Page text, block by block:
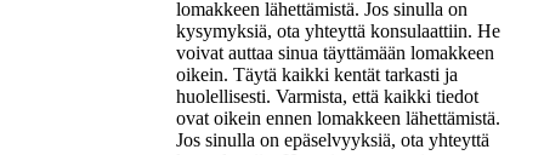
lomakkeen lähettämistä. Jos sinulla on
kysymyksiä, ota yhteyttä konsulaattiin. He
voivat auttaa sinua täyttämään lomakkeen
oikein. Täytä kaikki kentät tarkasti ja
huolellisesti. Varmista, että kaikki tiedot
ovat oikein ennen lomakkeen lähettämistä.
Jos sinulla on epäselvyyksiä, ota yhteyttä